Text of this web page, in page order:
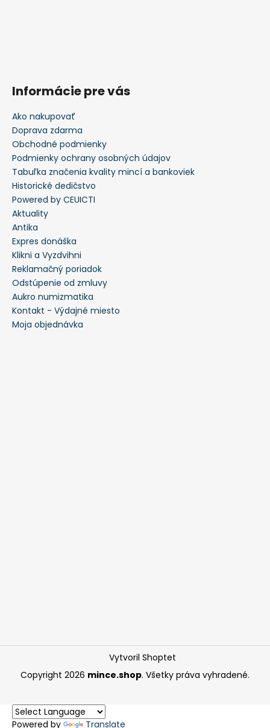
Informácie pre vás
Ako nakupovať
Doprava zdarma
Obchodné podmienky
Podmienky ochrany osobných údajov
Tabuľka značenia kvality mincí a bankoviek
Historické dedičstvo
Powered by CEUICTI
Aktuality
Antika
Expres donáška
Klikni a Vyzdvihni
Reklamačný poriadok
Odstúpenie od zmluvy
Aukro numizmatika
Kontakt - Výdajné miesto
Moja objednávka
Vytvoril Shoptet
Copyright 2026 mince.shop. Všetky práva vyhradené.
Powered by Translate